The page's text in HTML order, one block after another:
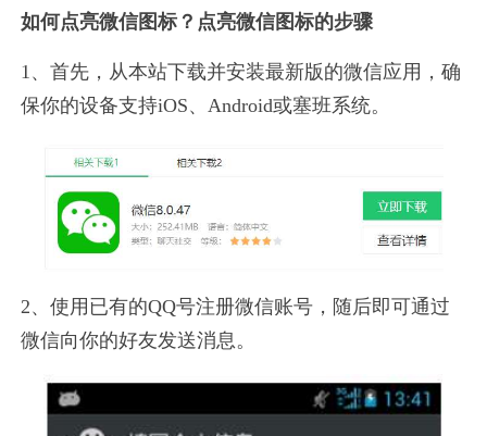
如何点亮微信图标？点亮微信图标的步骤
1、首先，从本站下载并安装最新版的微信应用，确
保你的设备支持iOS、Android或塞班系统。
2、使用已有的QQ号注册微信账号，随后即可通过
微信向你的好友发送消息。